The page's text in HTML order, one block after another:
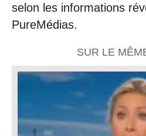
selon les informations
PureMédias.
SUR LE